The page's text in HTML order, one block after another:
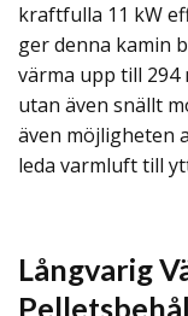
kraftfulla 11 kW
ger denna kamin
värma upp till 294
utan även snällt
även möjligheten
leda varmluft till
Långvarig